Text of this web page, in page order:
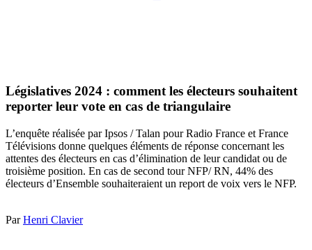
Législatives 2024 : comment les électeurs souhaitent
reporter leur vote en cas de triangulaire
L’enquête réalisée par Ipsos / Talan pour Radio France et France
Télévisions donne quelques éléments de réponse concernant les
attentes des électeurs en cas d’élimination de leur candidat ou de
troisième position. En cas de second tour NFP/ RN, 44% des
électeurs d’Ensemble souhaiteraient un report de voix vers le NFP.
ParHenri Clavier